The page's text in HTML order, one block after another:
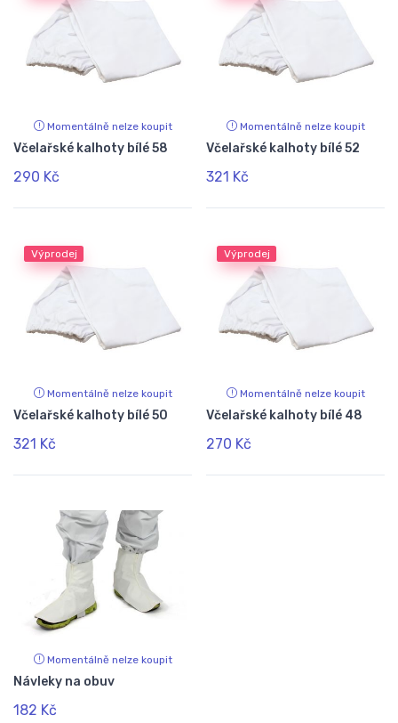
Momentálně nelze koupit
Včelařské kalhoty bílé 58
290 Kč
Momentálně nelze koupit
Včelařské kalhoty bílé 52
321 Kč
Výprodej
Momentálně nelze koupit
Včelařské kalhoty bílé 50
321 Kč
Výprodej
Momentálně nelze koupit
Včelařské kalhoty bílé 48
270 Kč
Momentálně nelze koupit
Návleky na obuv
182 Kč